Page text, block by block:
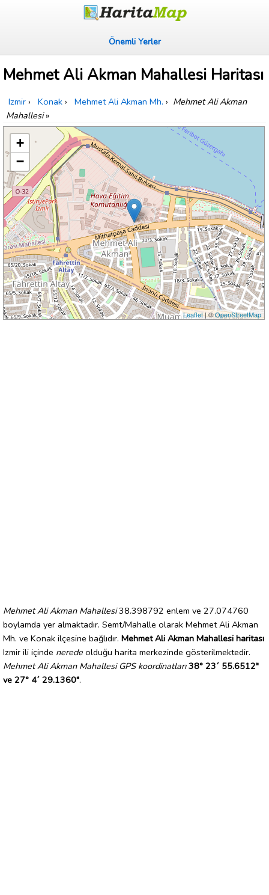
Önemli Yerler
Mehmet Ali Akman Mahallesi Haritası
Izmir › Konak › Mehmet Ali Akman Mh. › Mehmet Ali Akman
Mahallesi»
+
−
Leaflet| ©OpenStreetMap
Mehmet Ali Akman Mahallesi38.398792 enlem ve 27.074760
boylamda yer almaktadır. Semt/Mahalle olarak Mehmet Ali Akman
Mh. ve Konak ilçesine bağlıdır. Mehmet Ali Akman Mahallesi haritası
Izmir ili içinde nerede olduğu harita merkezinde gösterilmektedir.
Mehmet Ali Akman Mahallesi GPS koordinatları 38° 23´ 55.6512"
ve 27° 4´ 29.1360".